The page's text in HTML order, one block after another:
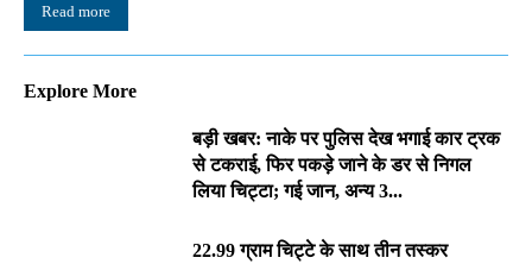
Read more
Explore More
बड़ी खबर: नाके पर पुलिस देख भगाई कार ट्रक
से टकराई, फिर पकड़े जाने के डर से निगल
लिया चिट्टा; गई जान, अन्य 3...
22.99 ग्राम चिट्टे के साथ तीन तस्कर